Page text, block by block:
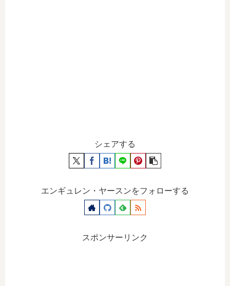
シェアする
エンギュレン・ヤースンをフォローする
スポンサーリンク